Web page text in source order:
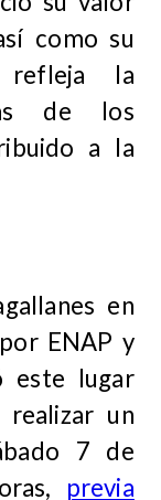
como su
refleja la
de los
a la
en
ENAP y
este lugar
un
7 de
previa